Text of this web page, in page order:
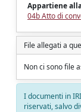
Appartiene
04b Atto di
File allegati a
Non ci sono file
I documenti in
riservati, salvo